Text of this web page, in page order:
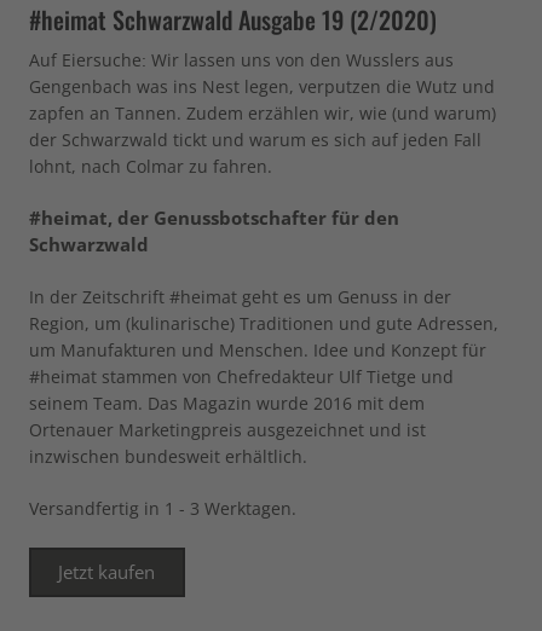
#heimat Schwarzwald Ausgabe 19 (2/2020)
Auf Eiersuche: Wir lassen uns von den Wusslers aus
Gengenbach was ins Nest legen, verputzen die Wutz und
zapfen an Tannen. Zudem erzählen wir, wie (und warum)
der Schwarzwald tickt und warum es sich auf jeden Fall
lohnt, nach Colmar zu fahren.
#heimat, der Genussbotschafter für den
Schwarzwald
In der Zeitschrift #heimat geht es um Genuss in der
Region, um (kulinarische) Traditionen und gute Adressen,
um Manufakturen und Menschen. Idee und Konzept für
#heimat stammen von Chefredakteur Ulf Tietge und
seinem Team. Das Magazin wurde 2016 mit dem
Ortenauer Marketingpreis ausgezeichnet und ist
inzwischen bundesweit erhältlich.
Versandfertig in 1 - 3 Werktagen.
Jetzt kaufen